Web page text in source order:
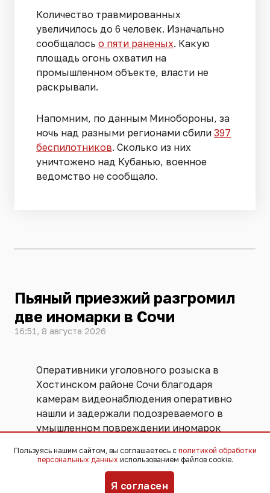
Количество травмированных
увеличилось до 6 человек. Изначально
сообщалось о пяти раненых. Какую
площадь огонь охватил на
промышленном объекте, власти не
раскрывали.
Напомним, по данным Минобороны, за
ночь над разными регионами сбили 397
беспилотников. Сколько из них
уничтожено над Кубанью, военное
ведомство не сообщало.
Пьяный приезжий разгромил
две иномарки в Сочи
16:51, 8 августа 2026
Оперативники уголовного розыска в
Хостинском районе Сочи благодаря
камерам видеонаблюдения оперативно
нашли и задержали подозреваемого в
умышленном повреждении иномарок
24-летний приезжий из другого
Пользуясь нашим сайтом, вы соглашаетесь с политикой обработки
персональных данных использованием файлов cookie.
Я согласен